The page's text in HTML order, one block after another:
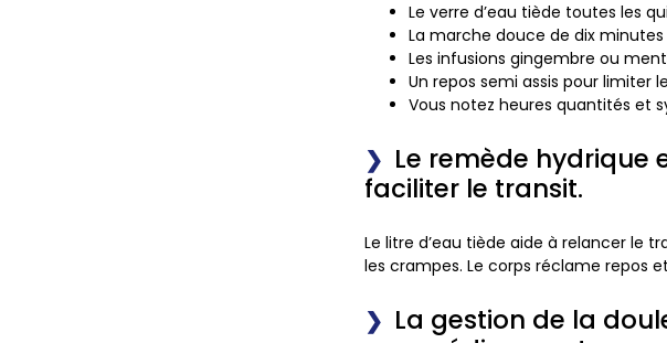
Le verre d’eau tiède toutes les
La marche douce de dix minutes
Les infusions gingembre ou
Un repos semi assis pour limiter
Vous notez heures quantités et
Le remède hydrique
faciliter le transit.
Le litre d’eau tiède aide à relancer le
les crampes.Le corps réclame repos
La gestion de la